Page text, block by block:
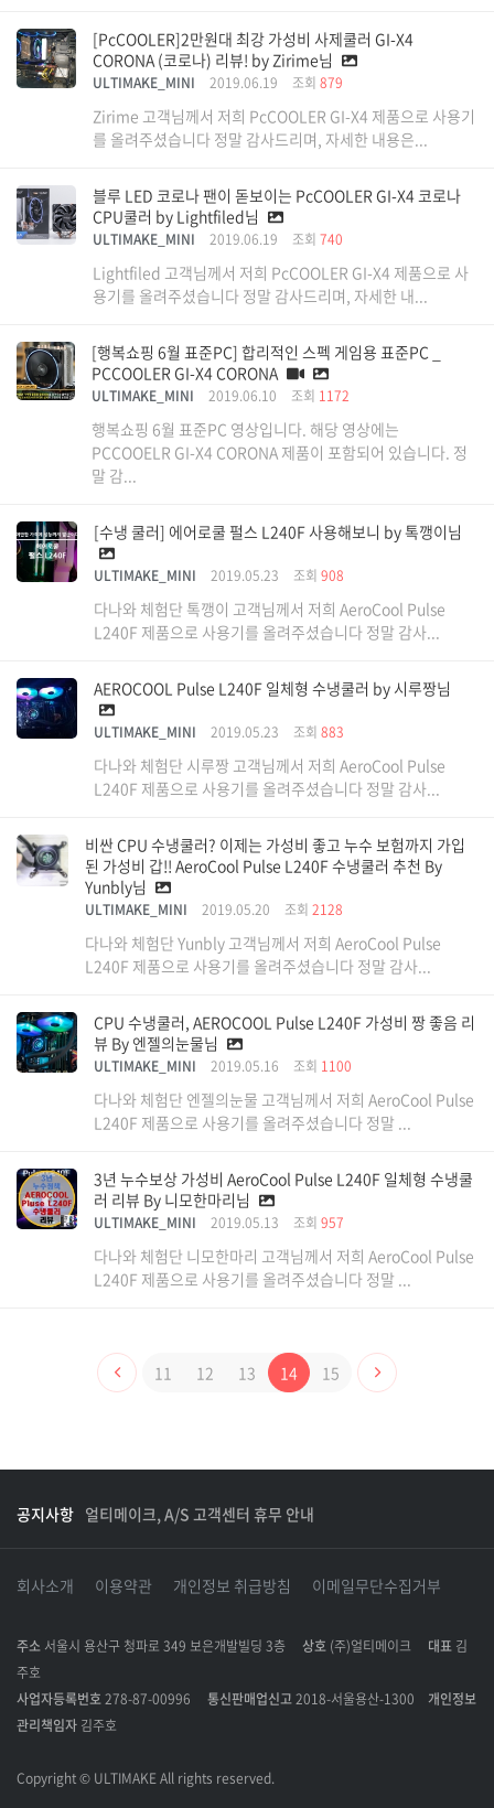
[PcCOOLER]2만원대 최강 가성비 사제쿨러 GI-X4
CORONA (코로나) 리뷰! by Zirime님
ULTIMAKE_MINI 2019.06.19 조회 879
Zirime 고객님께서 저희 PcCOOLER GI-X4 제품으로 사용기
를 올려주셨습니다 정말 감사드리며, 자세한 내용은...
블루 LED 코로나 팬이 돋보이는 PcCOOLER GI-X4 코로나
CPU쿨러 by Lightfiled님
ULTIMAKE_MINI 2019.06.19 조회 740
Lightfiled 고객님께서 저희 PcCOOLER GI-X4 제품으로 사
용기를 올려주셨습니다 정말 감사드리며, 자세한 내...
[행복쇼핑 6월 표준PC] 합리적인 스펙 게임용 표준PC _
PCCOOLER GI-X4 CORONA
ULTIMAKE_MINI 2019.06.10 조회 1172
행복쇼핑 6월 표준PC 영상입니다. 해당 영상에는
PCCOOELR GI-X4 CORONA 제품이 포함되어 있습니다. 정
말 감...
[수냉 쿨러] 에어로쿨 펄스 L240F 사용해보니 by 톡깽이님
ULTIMAKE_MINI 2019.05.23 조회 908
다나와 체험단 톡깽이 고객님께서 저희 AeroCool Pulse
L240F 제품으로 사용기를 올려주셨습니다 정말 감사...
AEROCOOL Pulse L240F 일체형 수냉쿨러 by 시루짱님
ULTIMAKE_MINI 2019.05.23 조회 883
다나와 체험단 시루짱 고객님께서 저희 AeroCool Pulse
L240F 제품으로 사용기를 올려주셨습니다 정말 감사...
비싼 CPU 수냉쿨러? 이제는 가성비 좋고 누수 보험까지 가입
된 가성비 갑!! AeroCool Pulse L240F 수냉쿨러 추천 By
Yunbly님
ULTIMAKE_MINI 2019.05.20 조회 2128
다나와 체험단 Yunbly 고객님께서 저희 AeroCool Pulse
L240F 제품으로 사용기를 올려주셨습니다 정말 감사...
CPU 수냉쿨러, AEROCOOL Pulse L240F 가성비 짱 좋음 리
뷰 By 엔젤의눈물님
ULTIMAKE_MINI 2019.05.16 조회 1100
다나와 체험단 엔젤의눈물 고객님께서 저희 AeroCool Pulse
L240F 제품으로 사용기를 올려주셨습니다 정말 ...
3년 누수보상 가성비 AeroCool Pulse L240F 일체형 수냉쿨
러 리뷰 By 니모한마리님
ULTIMAKE_MINI 2019.05.13 조회 957
다나와 체험단 니모한마리 고객님께서 저희 AeroCool Pulse
L240F 제품으로 사용기를 올려주셨습니다 정말 ...
11 12 13 14 15
공지사항 얼티메이크, A/S 고객센터 휴무 안내
회사소개 이용약관 개인정보 취급방침 이메일무단수집거부
주소 서울시 용산구 청파로 349 보은개발빌딩 3층 상호 (주)얼티메이크 대표 김
주호
사업자등록번호278-87-00996 통신판매업신고2018-서울용산-1300 개인정보
관리책임자 김주호
Copyright © ULTIMAKE All rights reserved.